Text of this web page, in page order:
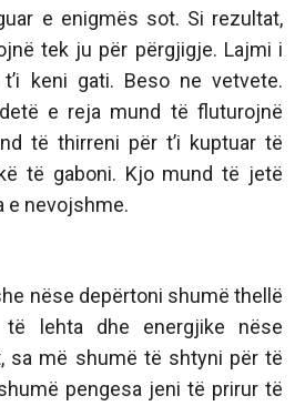
e enigmës sot. Si rezultat,
tek ju për përgjigje. Lajmi i
keni gati. Beso ne vetvete.
e reja mund të fluturojnë
të thirreni për t’i kuptuar të
të gaboni. Kjo mund të jetë
e nevojshme.
nëse depërtoni shumë thellë
lehta dhe energjike nëse
sa më shumë të shtyni për të
pengesa jeni të prirur të